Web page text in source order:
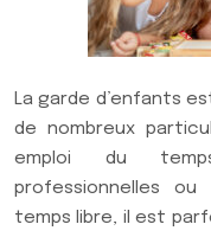
La garde d’enfants
de nombreux
emploi du
professionnelles
temps libre, il est